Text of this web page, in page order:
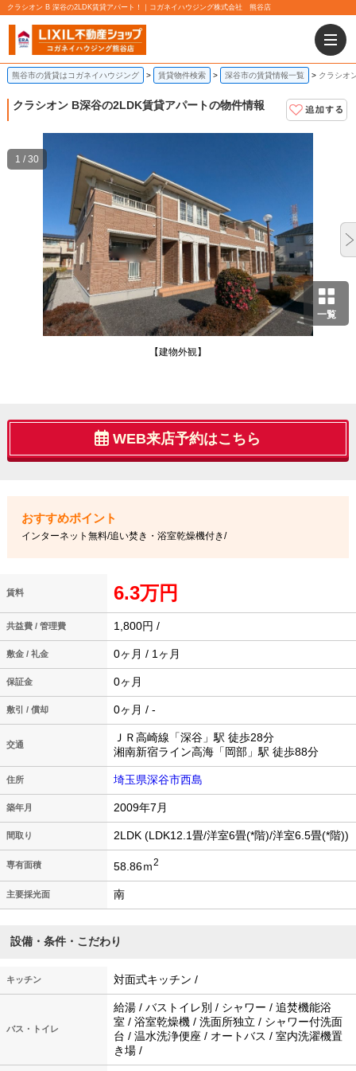
クラシオン B 深谷の2LDK賃貸アパート！｜コガネイハウジング株式会社 熊谷店
熊谷市の賃貸はコガネイハウジング 賃貸物件検索 深谷市の賃貸情報一覧 クラシオ
クラシオン B深谷の2LDK賃貸アパートの物件情報
一覧
【建物外観】
1 / 30
WEB来店予約はこちら
インターネット無料/追い焚き・浴室乾燥機付き/
賃料 6.3万円
共益費 / 管理費 1,800円 /
敷金 / 礼金 0ヶ月 / 1ヶ月
保証金 0ヶ月
敷引 / 償却 0ヶ月 / -
交通
ＪＲ高崎線「深谷」駅 徒歩28分
湘南新宿ライン高海「岡部」駅 徒歩88分
住所 埼玉県深谷市西島
築年月 2009年7月
間取り 2LDK (LDK12.1畳/洋室6畳(*階)/洋室6.5畳(*階))
専有面積 58.86ｍ2
主要採光面 南
設備・条件・こだわり
キッチン 対面式キッチン /
バス・トイレ
給湯 / バストイレ別 / シャワー / 追焚機能浴
室 / 浴室乾燥機 / 洗面所独立 / シャワー付洗面
台 / 温水洗浄便座 / オートバス / 室内洗濯機置
き場 /